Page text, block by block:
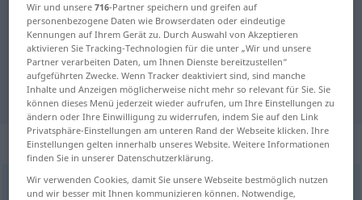
Deutsch-Rumänisch Übersetzung
für "Hektik"
"Hektik" Rumänisch Übersetzung
„Hektik“: Femininum
Hektikf
Wir und unsere716-Partner speichern und greifen auf
personenbezogene Daten wie Browserdaten oder eindeutige
Kennungen auf Ihrem Gerät zu. Durch Auswahl von Akzeptieren
aktivieren Sie Tracking-Technologien für die unter „Wir und unsere
Partner verarbeiten Daten, um Ihnen Dienste bereitzustellen“
aufgeführten Zwecke. Wenn Tracker deaktiviert sind, sind manche
Inhalte und Anzeigen möglicherweise nicht mehr so relevant für Sie. Sie
können dieses Menü jederzeit wieder aufrufen, um Ihre Einstellungen zu
ändern oder Ihre Einwilligung zu widerrufen, indem Sie auf den Link
Privatsphäre-Einstellungen am unteren Rand der Webseite klicken. Ihre
Einstellungen gelten innerhalb unseres Website. Weitere Informationen
finden Sie in unserer Datenschutzerklärung.
Wir verwenden Cookies, damit Sie unsere Webseite bestmöglich nutzen
und wir besser mit Ihnen kommunizieren können. Notwendige,